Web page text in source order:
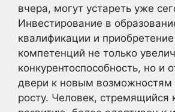
вчера, могут устареть уже
Инвестирование в
квалификации и
компетенций не только
конкурентоспособность, но и
двери к новым возможностям
росту. Человек, стремящийся